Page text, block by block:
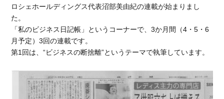
ロシェホールディングス代表沼部美由紀の連載が始まりまし
た。
「私のビジネス日記帳」というコーナーで、3か月間（4・5・6
月予定）3回の連載です。
第1回は、“ビジネスの断捨離”というテーマで執筆しています。